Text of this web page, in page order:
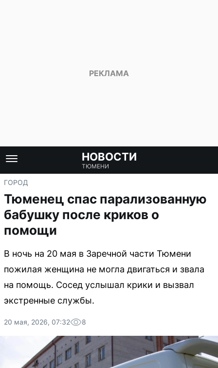
НОВОСТИ
ТЮМЕНИ
ГОРОД
Тюменец спас парализованную
бабушку после криков о
помощи
В ночь на 20 мая в Заречной части Тюмени
пожилая женщина не могла двигаться и звала
на помощь. Сосед услышал крики и вызвал
экстренные службы.
20 мая, 2026, 07:32 8